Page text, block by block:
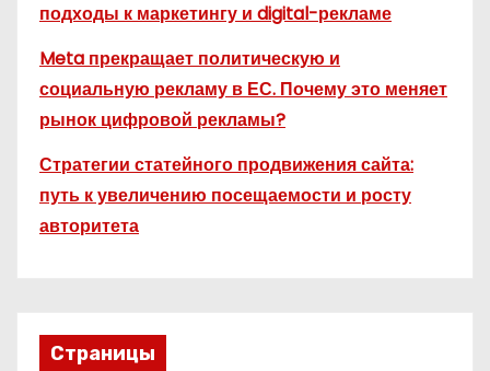
подходы к маркетингу и digital-рекламе
Meta прекращает политическую и
социальную рекламу в ЕС. Почему это меняет
рынок цифровой рекламы?
Стратегии статейного продвижения сайта:
путь к увеличению посещаемости и росту
авторитета
Страницы